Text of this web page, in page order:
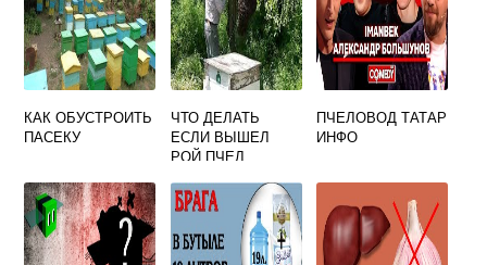
КАК ОБУСТРОИТЬ
ПАСЕКУ
ЧТО ДЕЛАТЬ
ЕСЛИ ВЫШЕЛ
РОЙ ПЧЕЛ
ПЧЕЛОВОД ТАТАР
ИНФО